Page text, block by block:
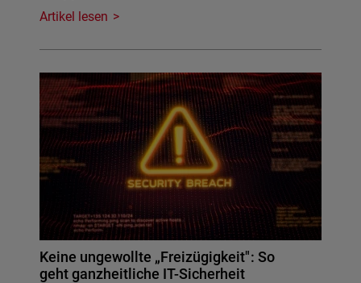
Artikel lesen
Keine ungewollte „Freizügigkeit": So
geht ganzheitliche IT-Sicherheit